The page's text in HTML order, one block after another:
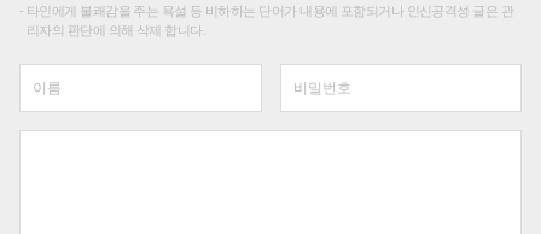
타인에게 불쾌감을 주는 욕설 등 비하하는 단어가 내용에 포함되거나 인신공격성 글은 관
리자의 판단에 의해 삭제 합니다.